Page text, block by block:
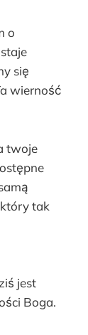
o
się
wierność
twoje
tak
jest
Boga.